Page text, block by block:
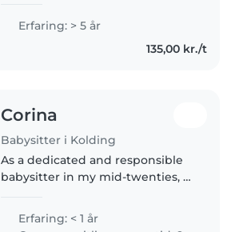
experience for babysitter work .
Erfaring: > 5 år
135,00 kr./t
Corina
Babysitter i Kolding
As a dedicated and responsible
babysitter in my mid-twenties, I
English, French, and Italian to
the role. I have experience
Erfaring: < 1 år